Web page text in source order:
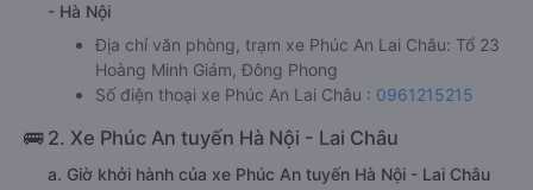
- Hà Nội
Địa chỉ văn phòng, trạm xe Phúc An Lai Châu: Tổ 23
Hoàng Minh Giám, Đông Phong
Số điện thoại xe Phúc An Lai Châu : 0961215215
🚌 2. Xe Phúc An tuyến Hà Nội - Lai Châu
a. Giờ khởi hành của xe Phúc An tuyến Hà Nội - Lai Châu